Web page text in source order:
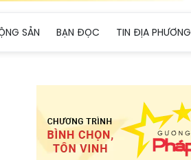
SẢN BẠN ĐỌC TIN ĐỊA PHƯƠNG